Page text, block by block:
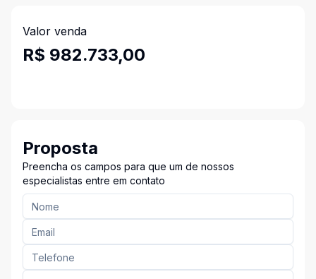
Valor venda
R$ 982.733,00
Proposta
Preencha os campos para que um de nossos
especialistas entre em contato